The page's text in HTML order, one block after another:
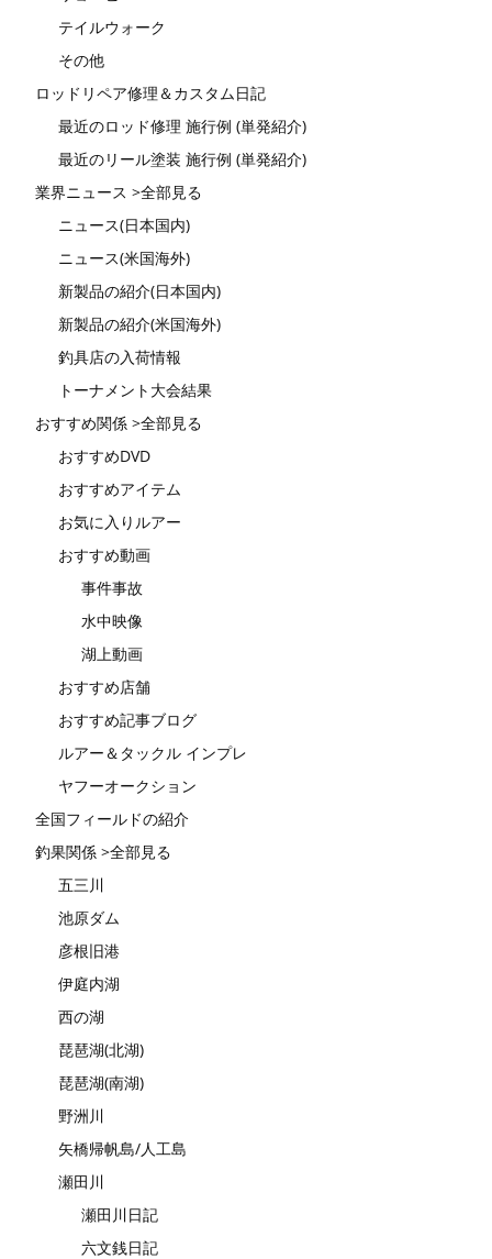
テイルウォーク
その他
ロッドリペア修理＆カスタム日記
最近のロッド修理 施行例 (単発紹介)
最近のリール塗装 施行例 (単発紹介)
業界ニュース >全部見る
ニュース(日本国内)
ニュース(米国海外)
新製品の紹介(日本国内)
新製品の紹介(米国海外)
釣具店の入荷情報
トーナメント大会結果
おすすめ関係 >全部見る
おすすめDVD
おすすめアイテム
お気に入りルアー
おすすめ動画
事件事故
水中映像
湖上動画
おすすめ店舗
おすすめ記事ブログ
ルアー＆タックル インプレ
ヤフーオークション
全国フィールドの紹介
釣果関係 >全部見る
五三川
池原ダム
彦根旧港
伊庭内湖
西の湖
琵琶湖(北湖)
琵琶湖(南湖)
野洲川
矢橋帰帆島/人工島
瀬田川
瀬田川日記
六文銭日記